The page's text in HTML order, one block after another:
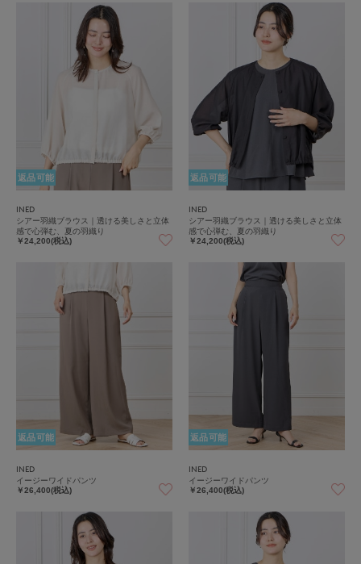
返品可能
INED
シアー羽織ブラウス｜透ける美しさと立体
感で心弾む、夏の羽織り
￥24,200(税込)
返品可能
INED
シアー羽織ブラウス｜透ける美しさと立体
感で心弾む、夏の羽織り
￥24,200(税込)
返品可能
INED
イージーワイドパンツ
￥26,400(税込)
返品可能
INED
イージーワイドパンツ
￥26,400(税込)